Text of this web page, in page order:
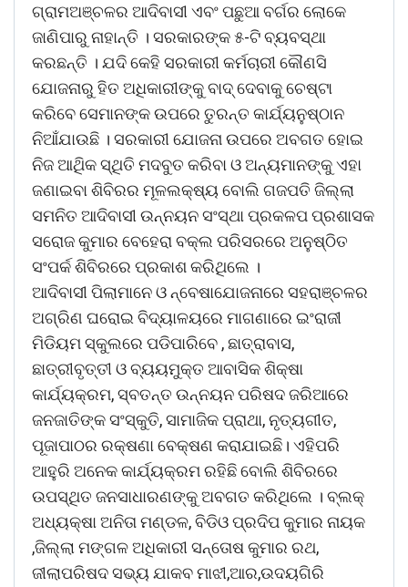
ଗ୍ରାମଅଞ୍ଚଳର ଆଦିବାସୀ ଏବଂ ପଛୁଆ ବର୍ଗର ଲୋକେ
ଜାଣିପାରୁ ନାହାନ୍ତି । ସରକାରଙ୍କ ୫-ଟି ବ୍ୟବସ୍ଥା
କରଛନ୍ତି । ଯଦି କେହି ସରକାରୀ କର୍ମଚାରୀ କୌଣସି
ଯୋଜନାରୁ ହିତ ଅଧିକାରୀଙ୍କୁ ବାଦ୍ ଦେବାକୁ ଚେଷ୍ଟା
କରିବେ ସେମାନଙ୍କ ଉପରେ ତୁରନ୍ତ କାର୍ଯ୍ୟନୁଷ୍ଠାନ
ନିଆଁଯାଉଛି । ସରକାରୀ ଯୋଜନା ଉପରେ ଅବଗତ ହୋଇ
ନିଜ ଆଥିିକ ସ୍ଥିତି ମଦବୁତ କରିବା ଓ ଅନ୍ୟମାନଙ୍କୁ ଏହା
ଜଣାଇବା ଶିବିରର ମୂଳଲକ୍ଷ୍ୟ ବୋଲି ଗଜପତି ଜିଲ୍ଲା
ସମନିତ ଆଦିବାସୀ ଉନ୍ନୟନ ସଂସ୍ଥା ପ୍ରକଳପ ପ୍ରଶାସକ
ସରୋଜ କୁମାର ବେହେରା ବକ୍ଲ ପରିସରରେ ଅନୁଷ୍ଠିତ
ସଂପର୍କ ଶିବିରରେ ପ୍ରକାଶ କରିଥିଲେ ।
ଆଦିବାସୀ ପିଲାମାନେ ଓ ନ୍ବେଷାଯୋଜନାରେ ସହରାଞ୍ଚଳର
ଅଗ୍ରିଣ ଘରୋଇ ବିଦ୍ୟାଳୟରେ ମାଗଣାରେ ଇଂରାଜୀ
ମିଡିୟମ ସ୍କୁଲରେ ପଡିପାରିବେ , ଛାତ୍ରାବାସ,
ଛାତ୍ରୀବୃତ୍ତୀ ଓ ବ୍ୟୟମୁକ୍ତ ଆବାସିକ ଶିକ୍ଷା
କାର୍ଯ୍ୟକ୍ରମ, ସ୍ବତନ୍ତ ଉନ୍ନୟନ ପରିଷଦ ଜରିଆରେ
ଜନଜାତିଙ୍କ ସଂସ୍କୁତି, ସାମାଜିକ ପ୍ରାଥା, ନୃତ୍ୟଗୀତ,
ପୂଜାପାଠର ରକ୍ଷଣା ବେକ୍ଷଣ କରାଯାଇଛି। ଏହିପରି
ଆହୁରି ଅନେକ କାର୍ଯ୍ୟକ୍ରମ ରହିଛି ବୋଲି ଶିବିରରେ
ଉପସ୍ଥିତ ଜନସାଧାରଣଙ୍କୁ ଅବଗତ କରିଥିଲେ । ବ୍ଲକ୍
ଅଧ୍ୟକ୍ଷା ଅନିତା ମଣ୍ଡଳ, ବିଡିଓ ପ୍ରଦିପ କୁମାର ନାୟକ
,ଜିଲ୍ଲା ମଙ୍ଗଳ ଅଧିକାରୀ ସନ୍ତୋଷ କୁମାର ରଥ,
ଜୀଲାପରିଷଦ ସଭ୍ୟ ଯାକବ ମାଝୀ,ଆର,ଉଦୟଗିରି